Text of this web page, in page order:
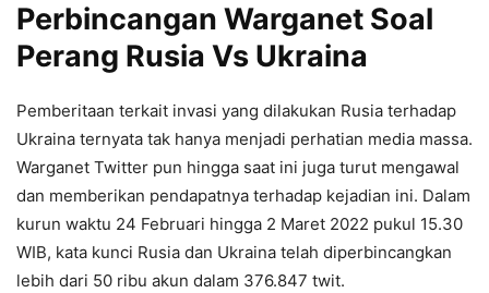
Perbincangan Warganet Soal
Perang Rusia Vs Ukraina
Pemberitaan terkait invasi yang dilakukan Rusia terhadap
Ukraina ternyata tak hanya menjadi perhatian media massa.
Warganet Twitter pun hingga saat ini juga turut mengawal
dan memberikan pendapatnya terhadap kejadian ini. Dalam
kurun waktu 24 Februari hingga 2 Maret 2022 pukul 15.30
WIB, kata kunci Rusia dan Ukraina telah diperbincangkan
lebih dari 50 ribu akun dalam 376.847 twit.